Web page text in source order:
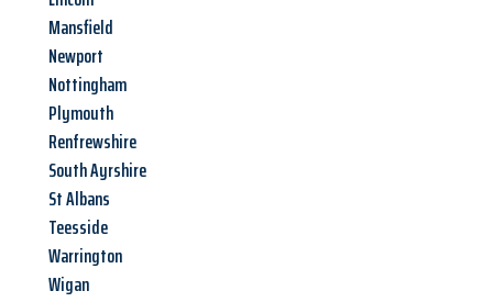
Mansfield
Newport
Nottingham
Plymouth
Renfrewshire
South Ayrshire
St Albans
Teesside
Warrington
Wigan